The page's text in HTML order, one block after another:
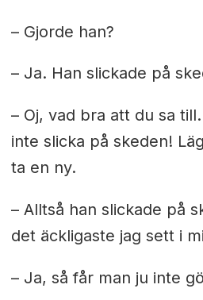
– Gjorde han?
– Ja. Han slickade på
– Oj, vad bra att du sa
inte slicka på skeden!
ta en ny.
– Alltså han slickade på
det äckligaste jag sett i
– Ja, så får man ju inte